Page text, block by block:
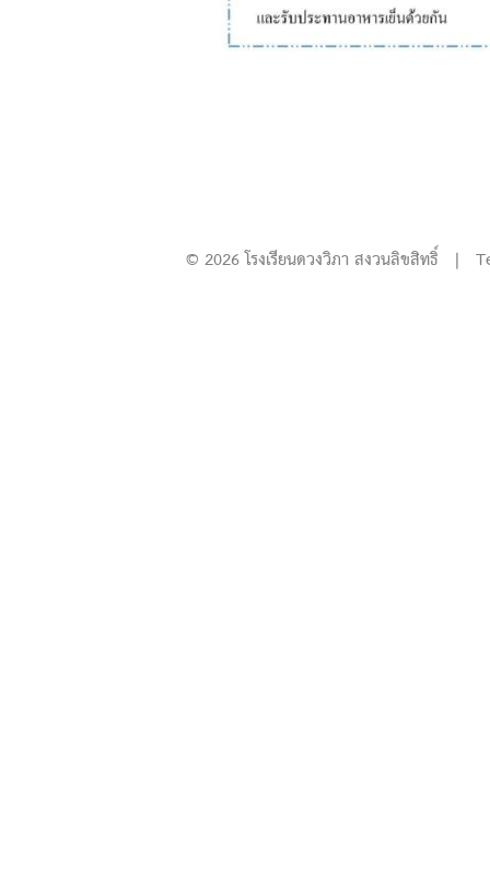
© 2026 โรงเรียนดวงวิภา สงวนลิขสิทธิ์ |